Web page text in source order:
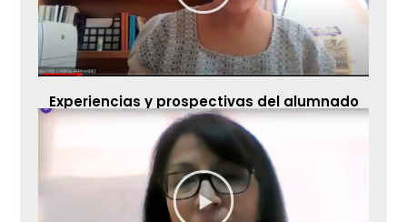
Experiencias y prospectivas del alumnado